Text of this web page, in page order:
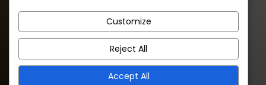
Gaya Etam Bersuara
Tentang Kami Redaksi Kebijakan Privasi
Disclimer
Cara Kirim Artikel
Career
Customize
Reject All
Accept All